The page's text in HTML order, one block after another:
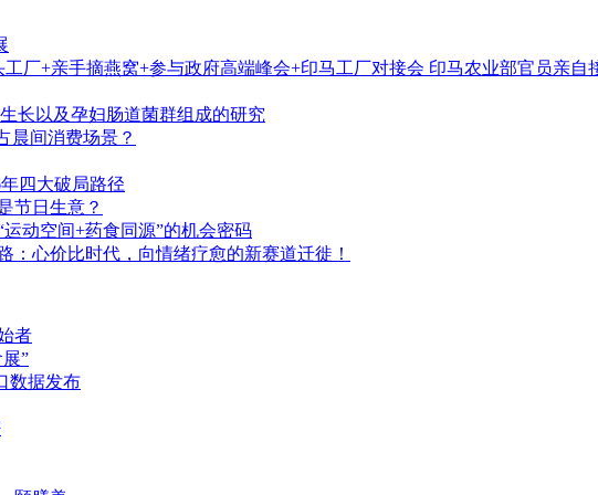
厂+亲手摘燕窝+参与政府高端峰会+印马工厂对接会 印马农业部官员亲自
长以及孕妇肠道菌群组成的研究
晨间消费场景？
四大破局路径
节日生意？
动空间+药食同源”的机会密码
：心价比时代，向情绪疗愈的新赛道迁徙！
者
”
数据发布